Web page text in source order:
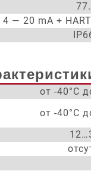
4 — 20 mA +
от -40°С
от -40°С